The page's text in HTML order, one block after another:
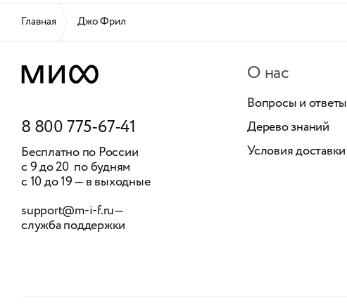
Главная Джо Фрил
8 800 775-67-41
Бесплатно по России
с 9 до 20 по будням
с 10 до 19 — в выходные
support@m-i-f.ru—
служба поддержки
О нас
Вопросы и ответы
Дерево знаний
Условия доставки